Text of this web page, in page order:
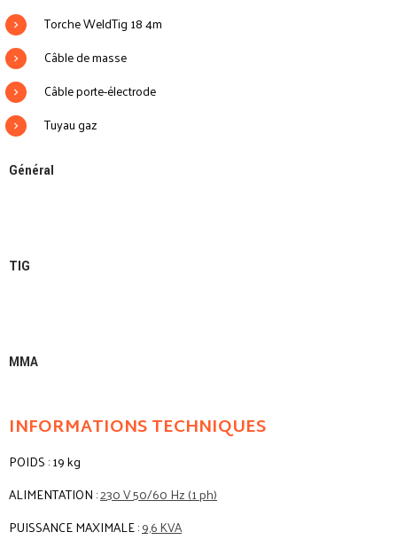
Torche WeldTig 18 4m
Câble de masse
Câble porte-électrode
Tuyau gaz
Général
TIG
MMA
INFORMATIONS TECHNIQUES
POIDS : 19 kg
ALIMENTATION :230 V 50/60 Hz (1 ph)
PUISSANCE MAXIMALE :9,6 KVA